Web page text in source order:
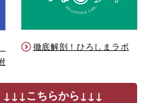
徹底解剖！ひろしまラボ
↓↓↓こちらから↓↓↓